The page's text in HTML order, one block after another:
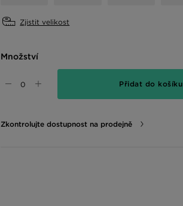
Zjistit velikost
Množství
Přidat do košíku
Zkontrolujte dostupnost na prodejně